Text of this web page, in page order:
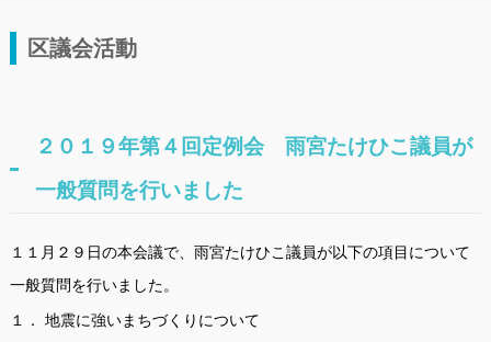
区議会活動
２０１９年第４回定例会 雨宮たけひこ議員が
一般質問を行いました
１１月２９日の本会議で、雨宮たけひこ議員が以下の項目について
一般質問を行いました。
１． 地震に強いまちづくりについて